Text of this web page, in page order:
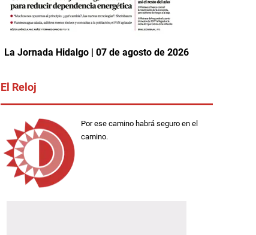
La Jornada Hidalgo | 07 de agosto de 2026
El Reloj
Por ese camino habrá seguro en el
camino.